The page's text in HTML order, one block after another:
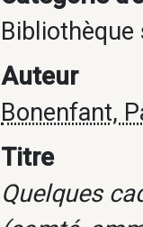
Auteur
Bonenfant,
Titre
Quelques